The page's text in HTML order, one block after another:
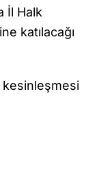
İl Halk
katılacağı
kesinleşmesi